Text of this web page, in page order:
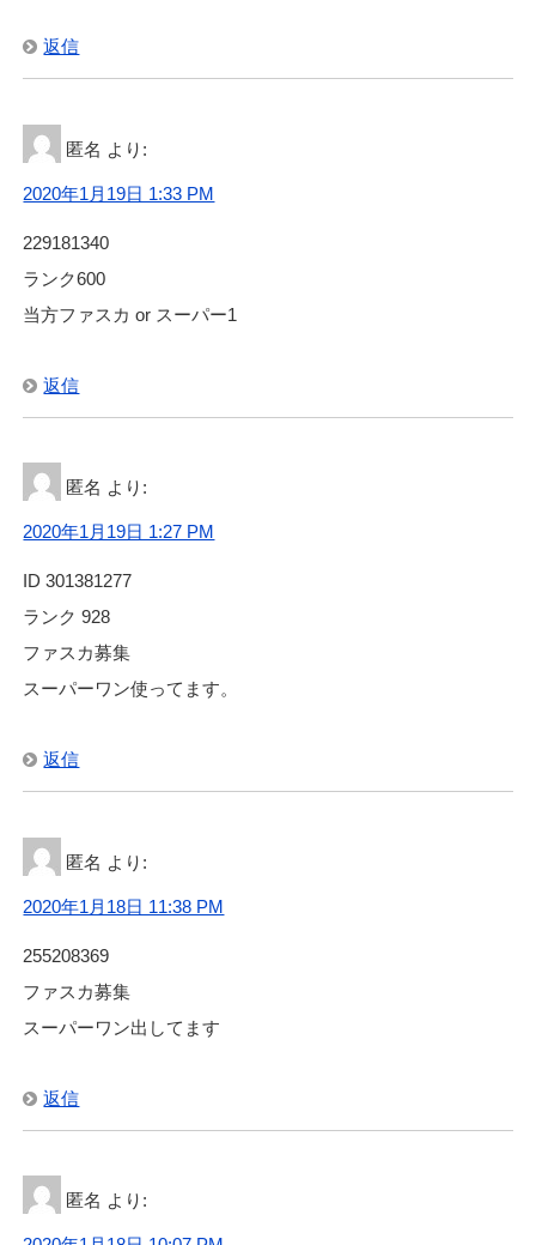
返信
匿名 より:
2020年1月19日 1:33 PM
229181340
ランク600
当方ファスカ or スーパー1
返信
匿名 より:
2020年1月19日 1:27 PM
ID 301381277
ランク 928
ファスカ募集
スーパーワン使ってます。
返信
匿名 より:
2020年1月18日 11:38 PM
255208369
ファスカ募集
スーパーワン出してます
返信
匿名 より: